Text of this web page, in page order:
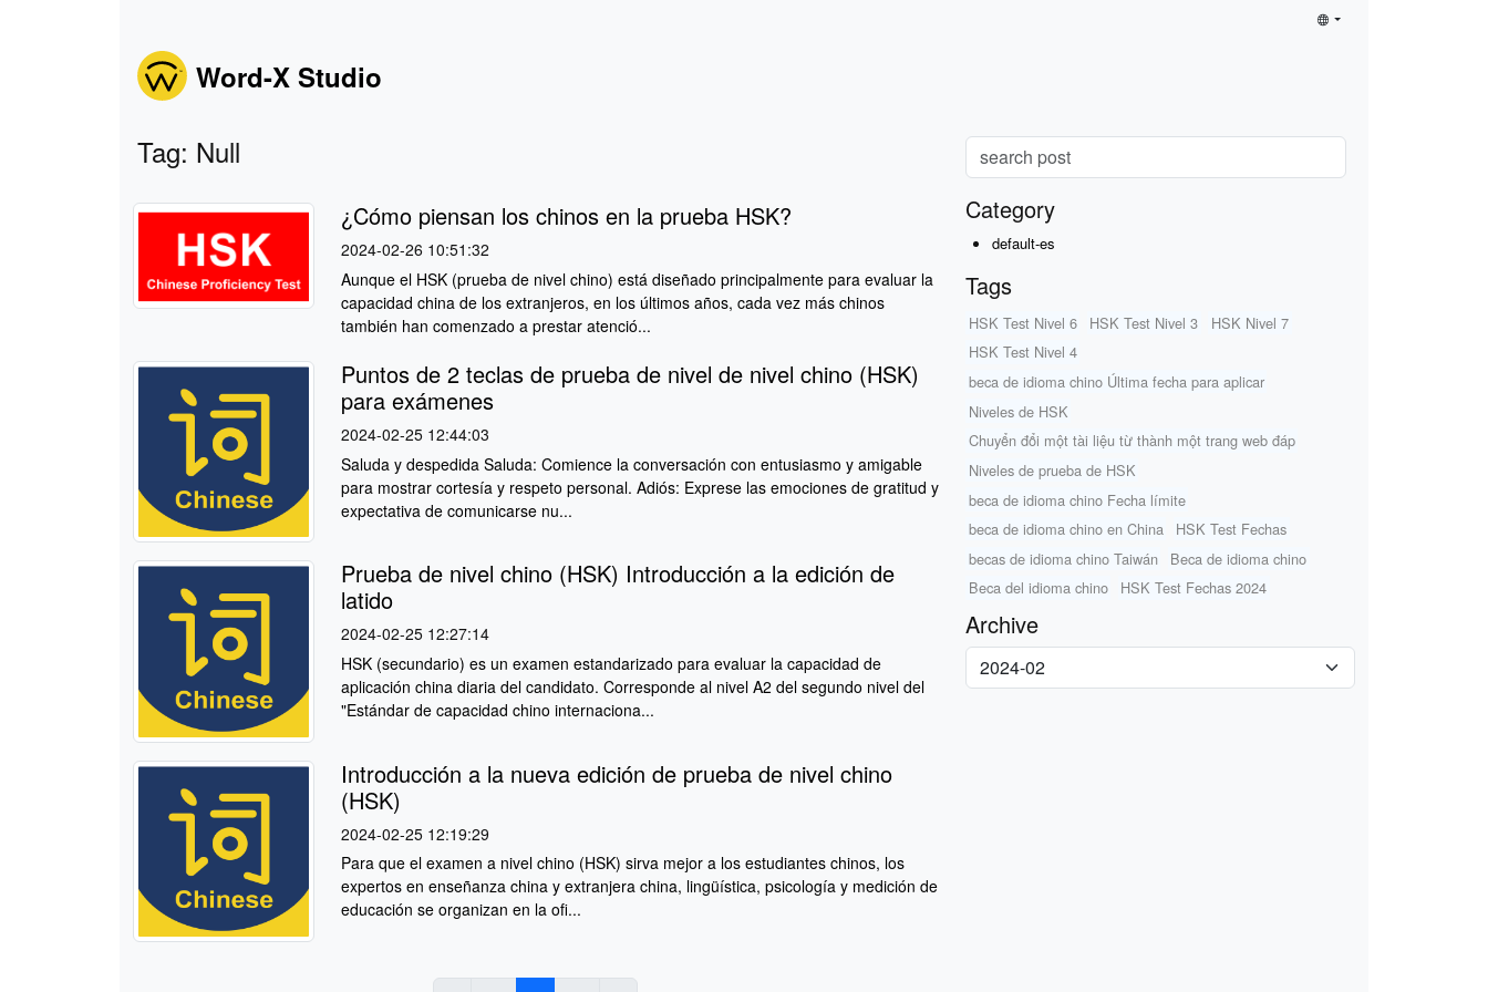
Word-X Studio
Tag: Null
¿Cómo piensan los chinos en la prueba HSK?
2024-02-26 10:51:32
Aunque el HSK (prueba de nivel chino) está diseñado principalmente para evaluar la
capacidad china de los extranjeros, en los últimos años, cada vez más chinos
también han comenzado a prestar atenció...
Puntos de 2 teclas de prueba de nivel de nivel chino (HSK)
para exámenes
2024-02-25 12:44:03
Saluda y despedida Saluda: Comience la conversación con entusiasmo y amigable
para mostrar cortesía y respeto personal. Adiós: Exprese las emociones de gratitud y
expectativa de comunicarse nu...
Prueba de nivel chino (HSK) Introducción a la edición de
latido
2024-02-25 12:27:14
HSK (secundario) es un examen estandarizado para evaluar la capacidad de
aplicación china diaria del candidato. Corresponde al nivel A2 del segundo nivel del
"Estándar de capacidad chino internaciona...
Introducción a la nueva edición de prueba de nivel chino
(HSK)
2024-02-25 12:19:29
Para que el examen a nivel chino (HSK) sirva mejor a los estudiantes chinos, los
expertos en enseñanza china y extranjera china, lingüística, psicología y medición de
educación se organizan en la ofi...
Category
default-es
Tags
HSK Test Nivel 6 HSK Test Nivel 3
HSK Nivel 7
HSK Test Nivel 4
beca de idioma chino Última fecha para aplicar
Niveles de HSK
Chuyển đổi một tài liệu từ thành một trang web đáp
Niveles de prueba de HSK
beca de idioma chino Fecha límite
beca de idioma chino en China
HSK Test Fechas
becas de idioma chino Taiwán
Beca de idioma chino
Beca del idioma chino
HSK Test Fechas 2024
Archive